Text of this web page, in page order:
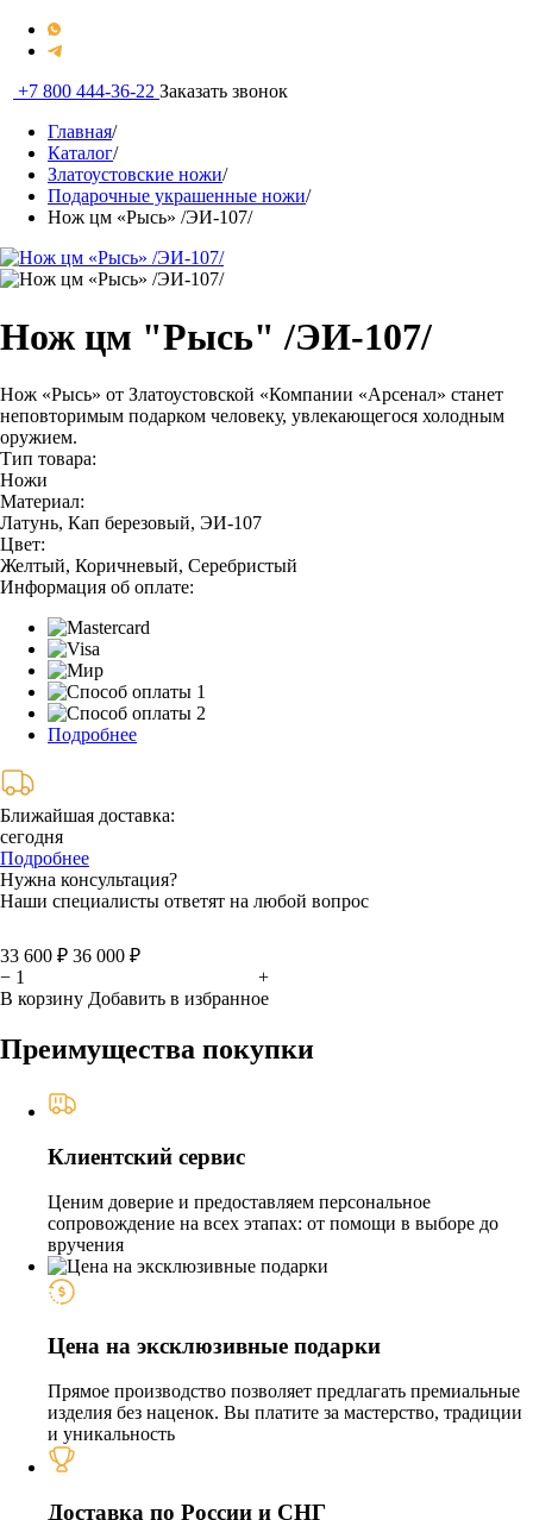
+7 800 444-36-22 Заказать звонок
Главная/
Каталог/
Златоустовские ножи/
Подарочные украшенные ножи/
Нож цм «Рысь» /ЭИ-107/
Нож цм "Рысь" /ЭИ-107/
Нож «Рысь» от Златоустовской «Компании «Арсенал» станет
неповторимым подарком человеку, увлекающегося холодным
оружием.
Тип товара:
Ножи
Материал:
Латунь, Кап березовый, ЭИ-107
Цвет:
Желтый, Коричневый, Серебристый
Информация об оплате:
Подробнее
Ближайшая доставка:
сегодня
Подробнее
Нужна консультация?
Наши специалисты ответят на любой вопрос
33 600 ₽ 36 000 ₽
−
+
В корзину Добавить в избранное
Преимущества покупки
Клиентский сервис
Ценим доверие и предоставляем персональное
сопровождение на всех этапах: от помощи в выборе до
вручения
Цена на эксклюзивные подарки
Прямое производство позволяет предлагать премиальные
изделия без наценок. Вы платите за мастерство, традиции
и уникальность
Доставка по России и СНГ